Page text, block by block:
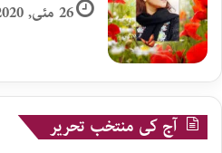
26 مئی, 2020
آج کی منتخب تحریر